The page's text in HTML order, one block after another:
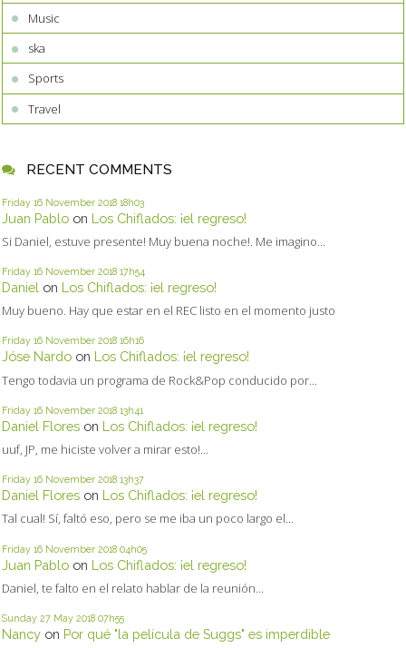
Music
ska
Sports
Travel
RECENT COMMENTS
Friday 16 November 2018 18h03
Juan Pablo on Los Chiflados: ¡el regreso!
Si Daniel, estuve presente! Muy buena noche!. Me imagino...
Friday 16 November 2018 17h54
Daniel on Los Chiflados: ¡el regreso!
Muy bueno. Hay que estar en el REC listo en el momento justo
Friday 16 November 2018 16h16
Jóse Nardo on Los Chiflados: ¡el regreso!
Tengo todavia un programa de Rock&Pop conducido por...
Friday 16 November 2018 13h41
Daniel Flores on Los Chiflados: ¡el regreso!
uuf, JP, me hiciste volver a mirar esto!...
Friday 16 November 2018 13h37
Daniel Flores on Los Chiflados: ¡el regreso!
Tal cual! Sí, faltó eso, pero se me iba un poco largo el...
Friday 16 November 2018 04h05
Juan Pablo on Los Chiflados: ¡el regreso!
Daniel, te falto en el relato hablar de la reunión...
Sunday 27 May 2018 07h55
Nancy on Por qué "la película de Suggs" es imperdible